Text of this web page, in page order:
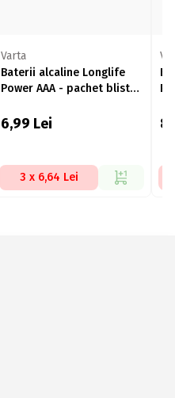
Varta
Baterii alcaline Longlife
Power AAA - pachet blister,
6,99 Lei
3 x 6,64 Lei